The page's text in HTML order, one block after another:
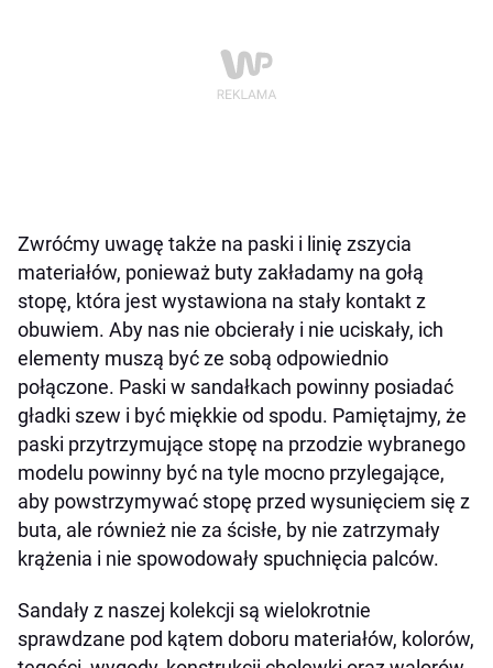
Zwróćmy uwagę także na paski i linię zszycia
materiałów, ponieważ buty zakładamy na gołą
stopę, która jest wystawiona na stały kontakt z
obuwiem. Aby nas nie obcierały i nie uciskały, ich
elementy muszą być ze sobą odpowiednio
połączone. Paski w sandałkach powinny posiadać
gładki szew i być miękkie od spodu. Pamiętajmy, że
paski przytrzymujące stopę na przodzie wybranego
modelu powinny być na tyle mocno przylegające,
aby powstrzymywać stopę przed wysunięciem się z
buta, ale również nie za ścisłe, by nie zatrzymały
krążenia i nie spowodowały spuchnięcia palców.
Sandały z naszej kolekcji są wielokrotnie
sprawdzane pod kątem doboru materiałów, kolorów,